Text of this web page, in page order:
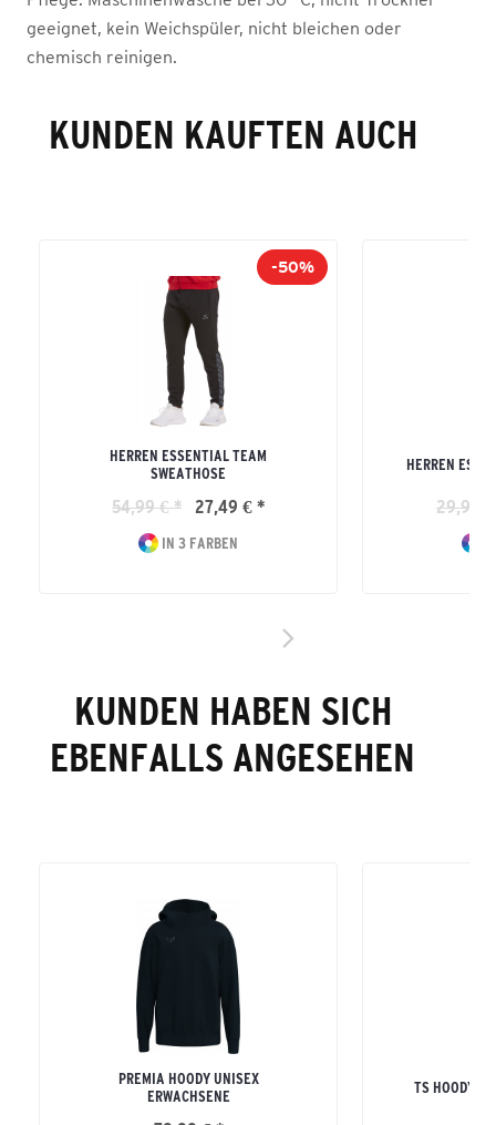
geeignet, kein Weichspüler, nicht bleichen oder
chemisch reinigen.
KUNDEN KAUFTEN AUCH
-50%
HERREN ESSENTIAL TEAM
SWEATHOSE
54,99 € * 27,49 € *
IN 3 FARBEN
HERREN
29,99
KUNDEN HABEN SICH
EBENFALLS ANGESEHEN
PREMIA HOODY UNISEX
ERWACHSENE
TS HOODY